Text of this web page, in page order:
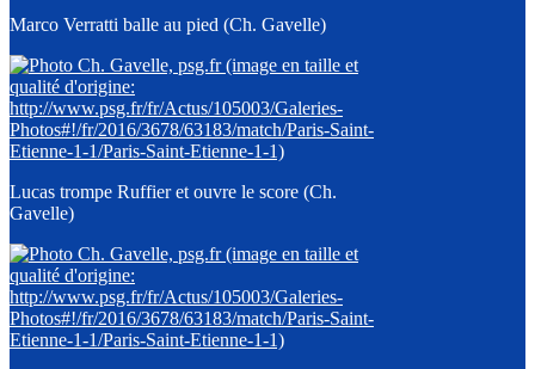
Marco Verratti balle au pied (Ch. Gavelle)
Lucas trompe Ruffier et ouvre le score (Ch.
Gavelle)